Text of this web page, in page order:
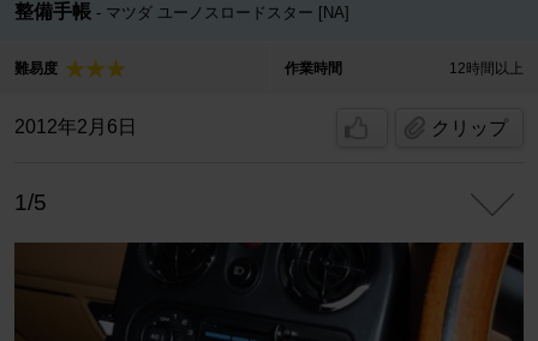
整備手帳 マツダ ユーノスロードスター [NA]
難易度 作業時間 12時間以上
2012年2月6日 クリップ
1/5